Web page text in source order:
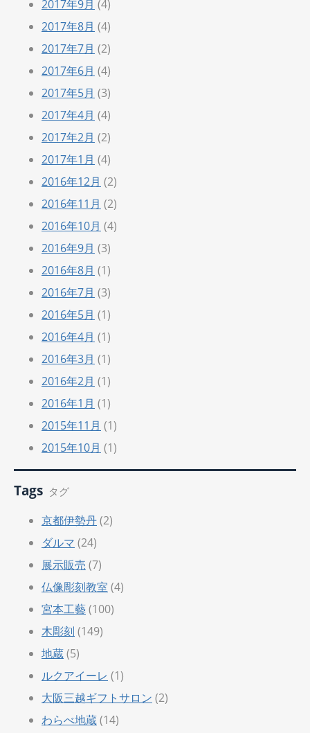
2017年9月 (4)
2017年8月 (4)
2017年7月 (2)
2017年6月 (4)
2017年5月 (3)
2017年4月 (4)
2017年2月 (2)
2017年1月 (4)
2016年12月 (2)
2016年11月 (2)
2016年10月 (4)
2016年9月 (3)
2016年8月 (1)
2016年7月 (3)
2016年5月 (1)
2016年4月 (1)
2016年3月 (1)
2016年2月 (1)
2016年1月 (1)
2015年11月 (1)
2015年10月 (1)
Tags タグ
京都伊勢丹(2)
ダルマ (24)
展示販売 (7)
仏像彫刻教室 (4)
宮本工藝(100)
木彫刻 (149)
地蔵(5)
ルクアイーレ (1)
大阪三越ギフトサロン (2)
わらべ地蔵(14)